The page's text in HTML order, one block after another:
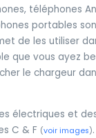
téléphones
portables
de les utiliser
que vous ayez
le chargeur
électriques et
C & F (voir images)